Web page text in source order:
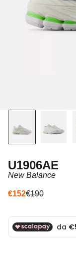
U1906AE
New Balance
Prezzo scontato
€152Prezzo
€190